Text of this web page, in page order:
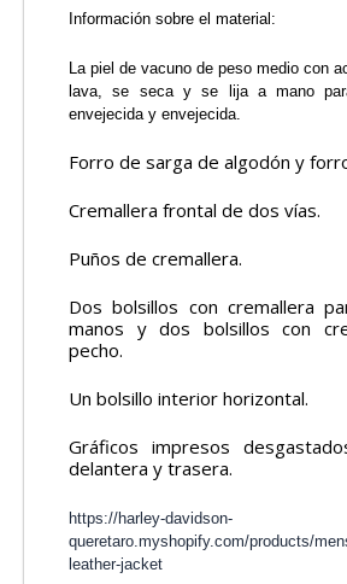
Información sobre el material:
La piel de vacuno de peso medio con
lava, se seca y se lija a mano
envejecida y envejecida.
Forro de sarga de algodón y
Cremallera frontal de dos vías.
Puños de cremallera.
Dos bolsillos con cremallera
manos y dos bolsillos con
pecho.
Un bolsillo interior horizontal.
Gráficos impresos
delantera y trasera.
https://harley-davidson-
queretaro.myshopify.com/products/
leather-jacket